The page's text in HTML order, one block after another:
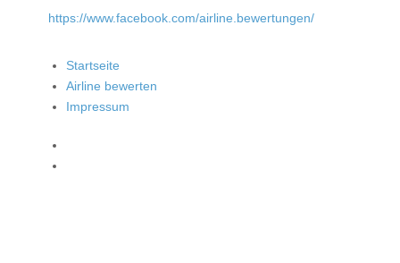
https://www.facebook.com/airline.bewertungen/
Startseite
Airline bewerten
Impressum